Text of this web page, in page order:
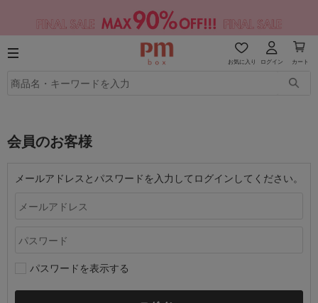
お気に入り ログイン カート
会員のお客様
メールアドレスとパスワードを入力してログインしてください。
パスワードを表示する